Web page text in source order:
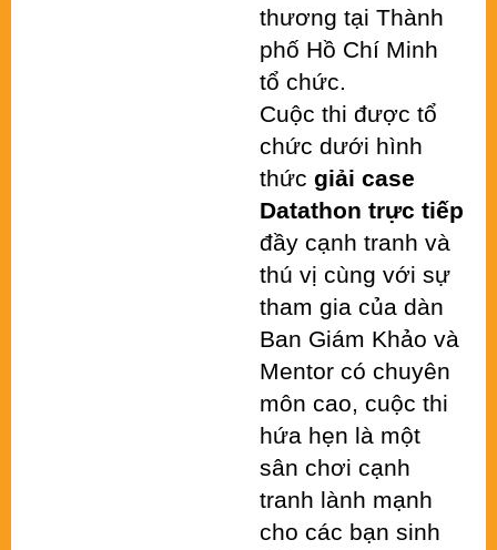
thương tại Thành
phố Hồ Chí Minh
tổ chức.
Cuộc thi được tổ
chức dưới hình
thức giải case
Datathon trực tiếp
đầy cạnh tranh và
thú vị cùng với sự
tham gia của dàn
Ban Giám Khảo và
Mentor có chuyên
môn cao, cuộc thi
hứa hẹn là một
sân chơi cạnh
tranh lành mạnh
cho các bạn sinh